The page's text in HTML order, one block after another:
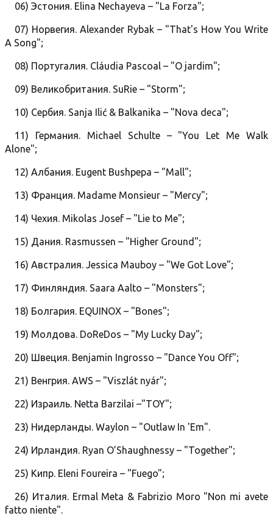
06) Эстония. Elina Nechayeva – "La Forza";
07) Норвегия. Alexander Rybak – "That's How You Write
А Song";
08) Португалия. Cláudia Pascoal – "O jardim";
09) Великобритания. SuRie – "Storm";
10) Сербия. Sanja Ilić & Balkanika – "Nova deca";
11) Германия. Michael Schulte – "You Let Me Walk
Alone";
12) Албания. Eugent Bushpepa – "Mall";
13) Франция. Madame Monsieur – "Mercy";
14) Чехия. Mikolas Josef – "Lie to Me";
15) Дания. Rasmussen – "Higher Ground";
16) Австралия. Jessica Mauboy – "We Got Love";
17) Финляндия. Saara Aalto – "Monsters";
18) Болгария. EQUINOX – "Bones";
19) Молдова. DoReDos – "My Lucky Day";
20) Швеция. Benjamin Ingrosso – "Dance You Off";
21) Венгрия. AWS – "Viszlát nyár";
22) Израиль. Netta Barzilai –"TOY";
23) Нидерланды. Waylon – "Outlaw In 'Em".
24) Ирландия. Ryan O’Shaughnessy – "Together";
25) Кипр. Eleni Foureira – "Fuego";
26) Италия. Ermal Meta & Fabrizio Moro "Non mi avete
fatto niente".